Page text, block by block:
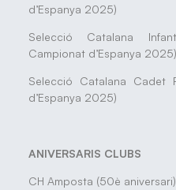
d’Espanya 2025)
Selecció Catalana
Campionat d’Espanya 2025)
Selecció Catalana Cadet
d’Espanya 2025)
ANIVERSARIS CLUBS
CH Amposta (50è aniversari)